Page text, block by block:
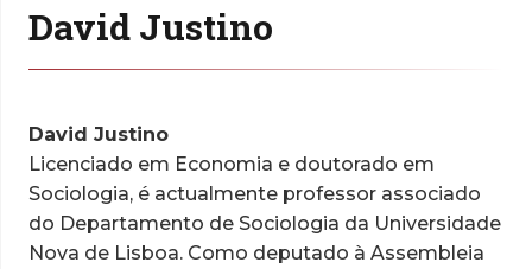
David Justino
David Justino
Licenciado em Economia e doutorado em
Sociologia, é actualmente professor associado
do Departamento de Sociologia da Universidade
Nova de Lisboa. Como deputado à Assembleia